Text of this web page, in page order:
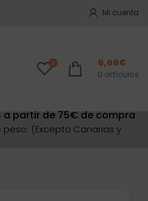
Mi cuenta
0
0 artículos
0,00€
a partir de 75€ de compra
peso. (Excepto Canarias y